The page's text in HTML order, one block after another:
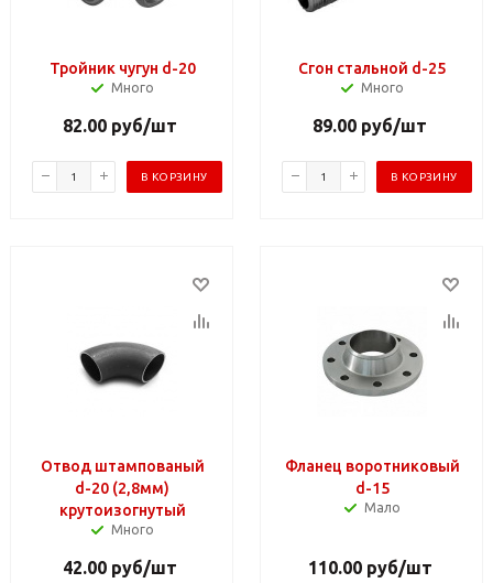
Тройник чугун d-20
Много
82.00 руб/шт
В КОРЗИНУ
Сгон стальной d-25
Много
89.00 руб/шт
В КОРЗИНУ
Отвод штампованый
d-20 (2,8мм)
крутоизогнутый
Много
42.00 руб/шт
Фланец воротниковый
d-15
Мало
110.00руб/шт